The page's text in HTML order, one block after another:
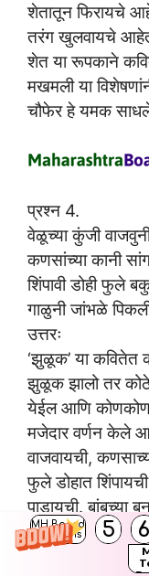
MH Board
Solutions
5 6
शेतातून फिरायचे
तरंग खुलवायचे
शेत या रूपकाने
मखमली या
चौफेर हे यमक
प्रश्न 4.
वेळूच्या कुंजी
कणसांच्या कानी
शिंपावी डोही फुले
गाळुनी जांभळे
उत्तरः
‘झुळूक’ या कवितेत
झुळूक झालो तर
येईल आणि
मजेदार वर्णन केले
वाजवायची,
फुले डोहात
पाडायची. बांबूच्या
हलके सूर निघतील,
निसर्गातल्या